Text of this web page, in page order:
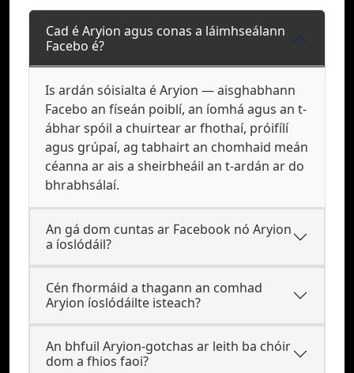
Cad é Aryion agus conas a láimhseálann
Facebo é?
Is ardán sóisialta é Aryion — aisghabhann
Facebo an físeán poiblí, an íomhá agus an t-
ábhar spóil a chuirtear ar fhothaí, próifílí
agus grúpaí, ag tabhairt an chomhaid meán
céanna ar ais a sheirbheáil an t-ardán ar do
bhrabhsálaí.
An gá dom cuntas ar Facebook nó Aryion
a íoslódáil?
Cén fhormáid a thagann an comhad
Aryion íoslódáilte isteach?
An bhfuil Aryion-gotchas ar leith ba chóir
dom a fhios faoi?